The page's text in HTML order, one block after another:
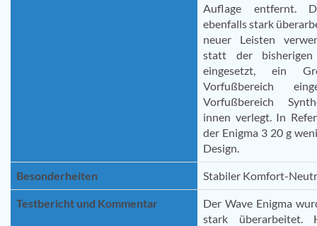
Auflage entfernt.
ebenfalls stark
neuer Leisten
statt der bisherigen
eingesetzt, ein
Vorfußbereich
Vorfußbereich
innen verlegt. In
der Enigma 3 20 g
Design.
Besonderheiten Stabiler Komfort-
Testbericht und Kommentar
Der Wave Enigma
stark überarbeitet.